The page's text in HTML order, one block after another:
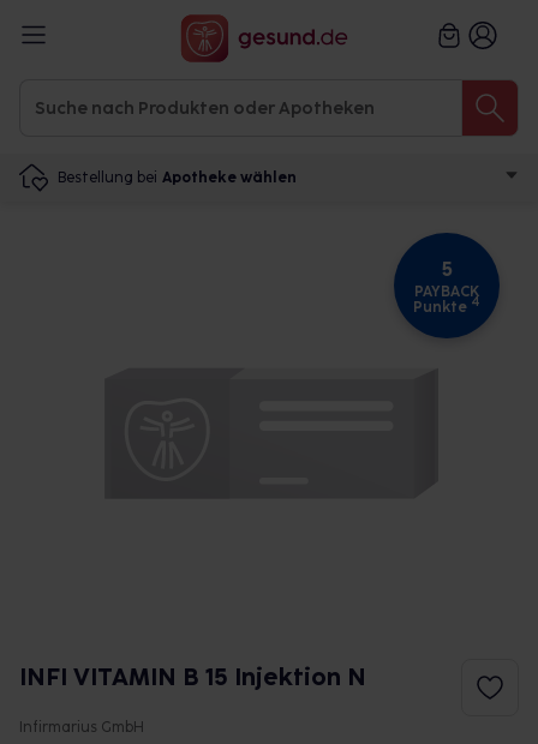
Bestellung bei Apotheke wählen
5
PAYBACK
Punkte 4
INFI VITAMIN B 15 Injektion N
Infirmarius GmbH